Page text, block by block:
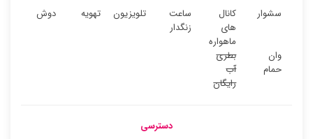
سشوار
کانال
های
ماهواره
ساعت
زنگدار
تلویزیون تهویه دوش
وان
حمام
بطری
آب
رایگان
دسترسی